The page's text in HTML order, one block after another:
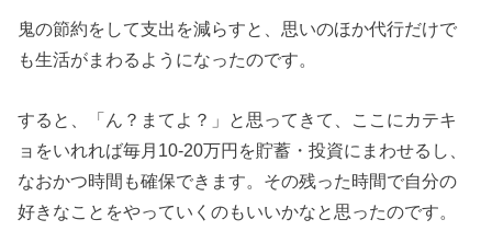
鬼の節約をして支出を減らすと、思いのほか代行だけで
も生活がまわるようになったのです。
すると、「ん？まてよ？」と思ってきて、ここにカテキ
ョをいれれば毎月10-20万円を貯蓄・投資にまわせるし、
なおかつ時間も確保できます。その残った時間で自分の
好きなことをやっていくのもいいかなと思ったのです。